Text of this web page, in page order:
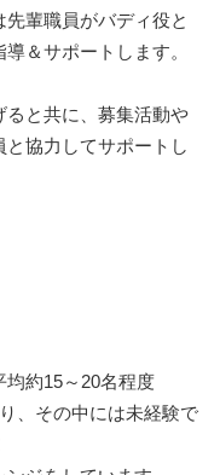
輩職員がバディ役と
＆サポートします。
と共に、募集活動や
協力してサポートし
約15～20名程度
、その中には未経験で